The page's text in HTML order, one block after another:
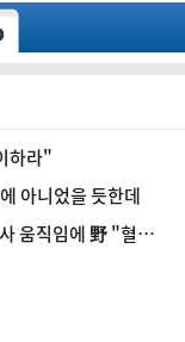
하라"
아니었을 듯한데
움직임에 野 "혈세